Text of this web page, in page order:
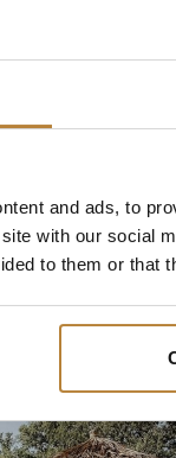
and ads, to
with our social
to them or that